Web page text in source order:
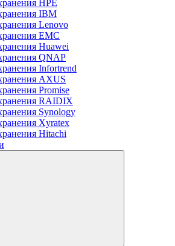
HPE
IBM
Lenovo
EMC
Huawei
QNAP
Infortrend
AXUS
Promise
RAIDIX
Synology
Xyratex
Hitachi